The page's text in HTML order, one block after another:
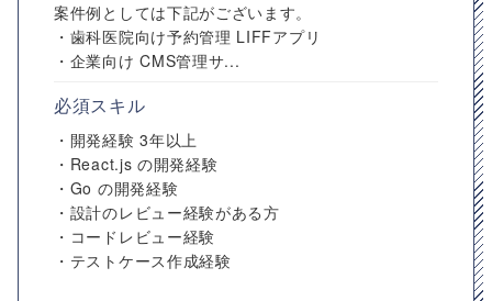
案件例としては下記がございます。
・歯科医院向け予約管理 LIFFアプリ
・企業向け CMS管理サ...
必須スキル
・開発経験 3年以上
・React.js の開発経験
・Go の開発経験
・設計のレビュー経験がある方
・コードレビュー経験
・テストケース作成経験